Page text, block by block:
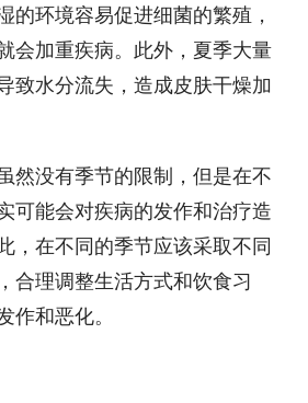
的环境容易促进细菌的繁殖，
会加重疾病。此外，夏季大量
致水分流失，造成皮肤干燥加
然没有季节的限制，但是在不
可能会对疾病的发作和治疗造
，在不同的季节应该采取不同
合理调整生活方式和饮食习
作和恶化。